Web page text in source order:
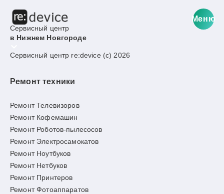
Сервисный центр
в Нижнем Новгороде
Меню
Сервисный центр re:device (c) 2026
Ремонт техники
Ремонт Телевизоров
Ремонт Кофемашин
Ремонт Роботов-пылесосов
Ремонт Электросамокатов
Ремонт Ноутбуков
Ремонт Нетбуков
Ремонт Принтеров
Ремонт Фотоаппаратов